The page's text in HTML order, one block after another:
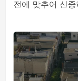
전에 맞추어 신